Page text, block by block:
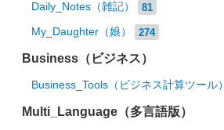
Daily_Notes（雑記） 81
My_Daughter（娘） 274
Business（ビジネス）
Business_Tools（ビジネス計算ツール）
Multi_Language（多言語版）